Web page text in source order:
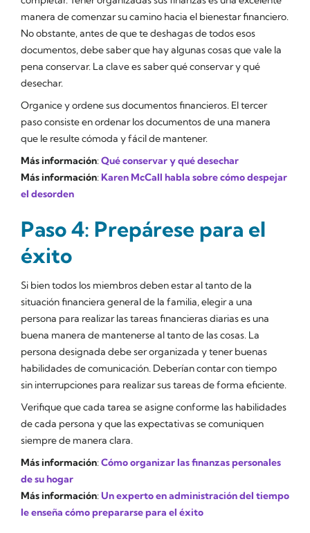
manera de comenzar su camino hacia el bienestar financiero.
No obstante, antes de que te deshagas de todos esos
documentos, debe saber que hay algunas cosas que vale la
pena conservar. La clave es saber qué conservar y qué
desechar.
Organice y ordene sus documentos financieros. El tercer
paso consiste en ordenar los documentos de una manera
que le resulte cómoda y fácil de mantener.
Más información: Qué conservar y qué desechar
Más información: Karen McCall habla sobre cómo despejar
el desorden
Paso 4: Prepárese para el
éxito
Si bien todos los miembros deben estar al tanto de la
situación financiera general de la familia, elegir a una
persona para realizar las tareas financieras diarias es una
buena manera de mantenerse al tanto de las cosas. La
persona designada debe ser organizada y tener buenas
habilidades de comunicación. Deberían contar con tiempo
sin interrupciones para realizar sus tareas de forma eficiente.
Verifique que cada tarea se asigne conforme las habilidades
de cada persona y que las expectativas se comuniquen
siempre de manera clara.
Más información: Cómo organizar las finanzas personales
de su hogar
Más información: Un experto en administración del tiempo
le enseña cómo prepararse para el éxito